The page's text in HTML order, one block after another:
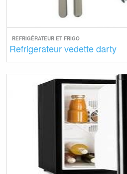
REFRIGÉRATEUR ET FRIGO
Refrigerateur vedette darty